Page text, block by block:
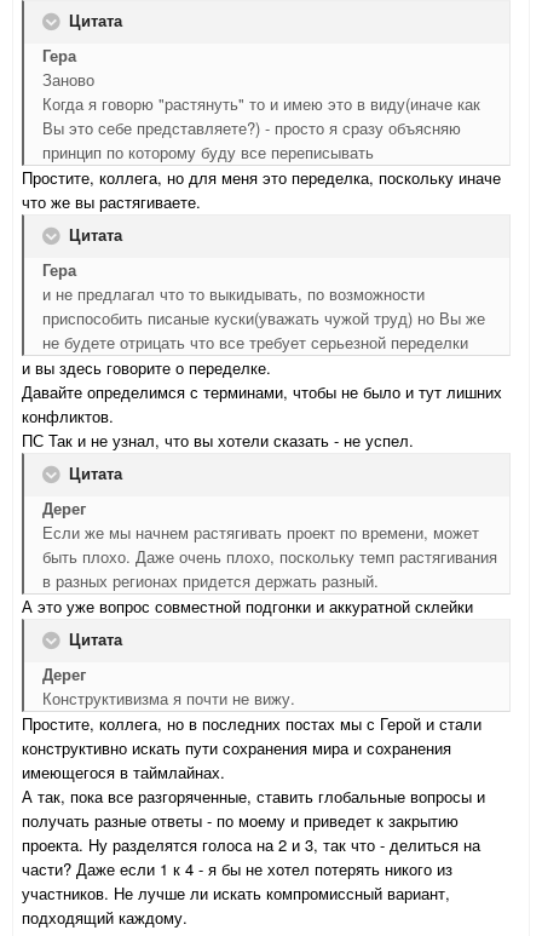
Цитата
Гера
Заново
Когда я говорю "растянуть" то и имею это в виду(иначе как
Вы это себе представляете?) - просто я сразу объясняю
принцип по которому буду все переписывать
Простите, коллега, но для меня это переделка, поскольку иначе
что же вы растягиваете.
Цитата
Гера
и не предлагал что то выкидывать, по возможности
приспособить писаные куски(уважать чужой труд) но Вы же
не будете отрицать что все требует серьезной переделки
и вы здесь говорите о переделке.
Давайте определимся с терминами, чтобы не было и тут лишних
конфликтов.
ПС Так и не узнал, что вы хотели сказать - не успел.
Цитата
Дерег
Если же мы начнем растягивать проект по времени, может
быть плохо. Даже очень плохо, поскольку темп растягивания
в разных регионах придется держать разный.
А это уже вопрос совместной подгонки и аккуратной склейки
Цитата
Дерег
Конструктивизма я почти не вижу.
Простите, коллега, но в последних постах мы с Герой и стали
конструктивно искать пути сохранения мира и сохранения
имеющегося в таймлайнах.
А так, пока все разгоряченные, ставить глобальные вопросы и
получать разные ответы - по моему и приведет к закрытию
проекта. Ну разделятся голоса на 2 и 3, так что - делиться на
части? Даже если 1 к 4 - я бы не хотел потерять никого из
участников. Не лучше ли искать компромиссный вариант,
подходящий каждому.